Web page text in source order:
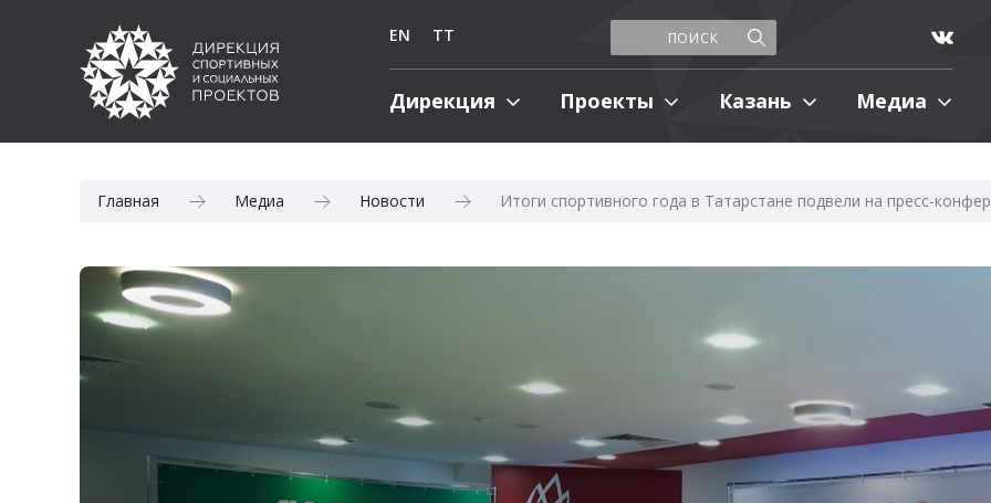
EN TT
Дирекция Проекты Казань Медиа
Главная Медиа Новости Итоги спортивного года в Татарстане подвели на пресс-